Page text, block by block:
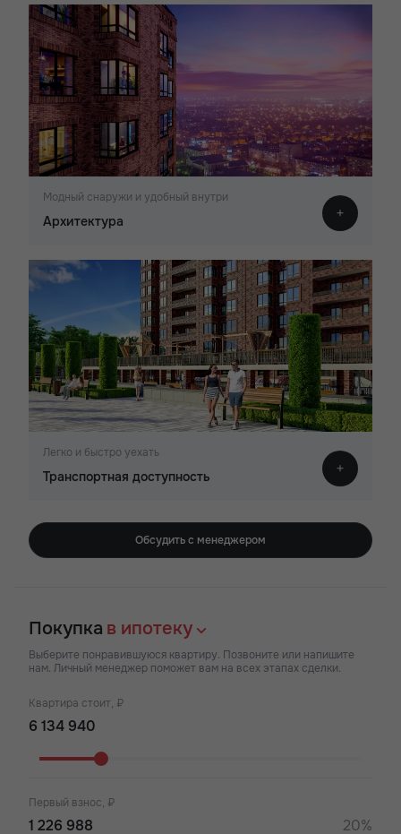
Модный снаружи и удобный внутри
Архитектура
Легко и быстро уехать
Транспортная доступность
Обсудить с менеджером
Покупка в ипотеку
Выберите понравившуюся квартиру. Позвоните или напишите
нам. Личный менеджер поможет вам на всех этапах сделки.
Квартира стоит, ₽
Первый взнос, ₽
20%